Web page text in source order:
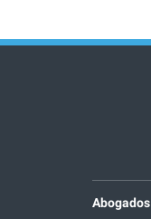
Abogados